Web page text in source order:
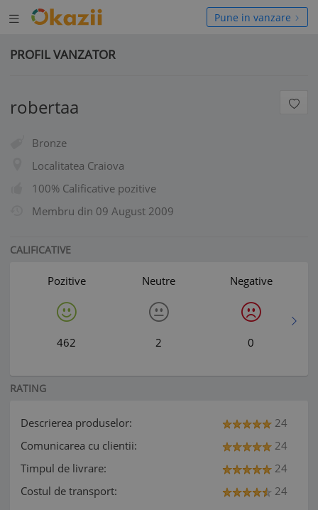
Deschide
meniul
Pune in vanzare
PROFIL VANZATOR
robertaa
Bronze
Localitatea Craiova
100% Calificative pozitive
Membru din 09 August 2009
CALIFICATIVE
Pozitive
462
Neutre
2
Negative
0
RATING
Descrierea produselor:
24
Comunicarea cu clientii:
24
Timpul de livrare:
24
Costul de transport:
24